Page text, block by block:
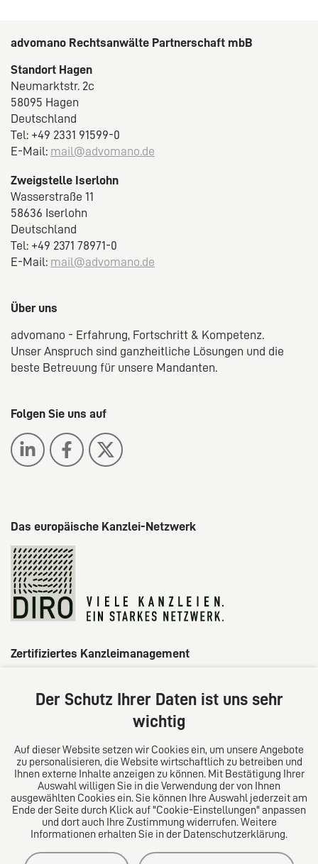
advomano Rechtsanwälte Partnerschaft mbB
Standort Hagen
Neumarktstr. 2c
58095 Hagen
Deutschland
Tel: +49 2331 91599-0
E-Mail: mail@advomano.de
Zweigstelle Iserlohn
Wasserstraße 11
58636 Iserlohn
Deutschland
Tel: +49 2371 78971-0
E-Mail: mail@advomano.de
Über uns
advomano - Erfahrung, Fortschritt & Kompetenz.
Unser Anspruch sind ganzheitliche Lösungen und die
beste Betreuung für unsere Mandanten.
Folgen Sie uns auf
Das europäische Kanzlei-Netzwerk
Zertifiziertes Kanzleimanagement
Der Schutz Ihrer Daten ist uns sehr
wichtig
Auf dieser Website setzen wir Cookies ein, um unsere Angebote
zu personalisieren, die Website wirtschaftlich zu betreiben und
Ihnen externe Inhalte anzeigen zu können. Mit Bestätigung Ihrer
Auswahl willigen Sie in die Verwendung der von Ihnen
ausgewählten Cookies ein. Sie können Ihre Auswahl jederzeit am
Ende der Seite durch Klick auf "Cookie-Einstellungen" anpassen
und dort auch Ihre Zustimmung widerrufen. Weitere
Informationen erhalten Sie in der Datenschutzerklärung.